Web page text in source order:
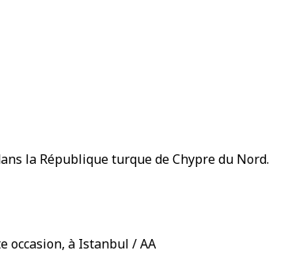
la République turque de Chypre du Nord.
occasion, à Istanbul / AA